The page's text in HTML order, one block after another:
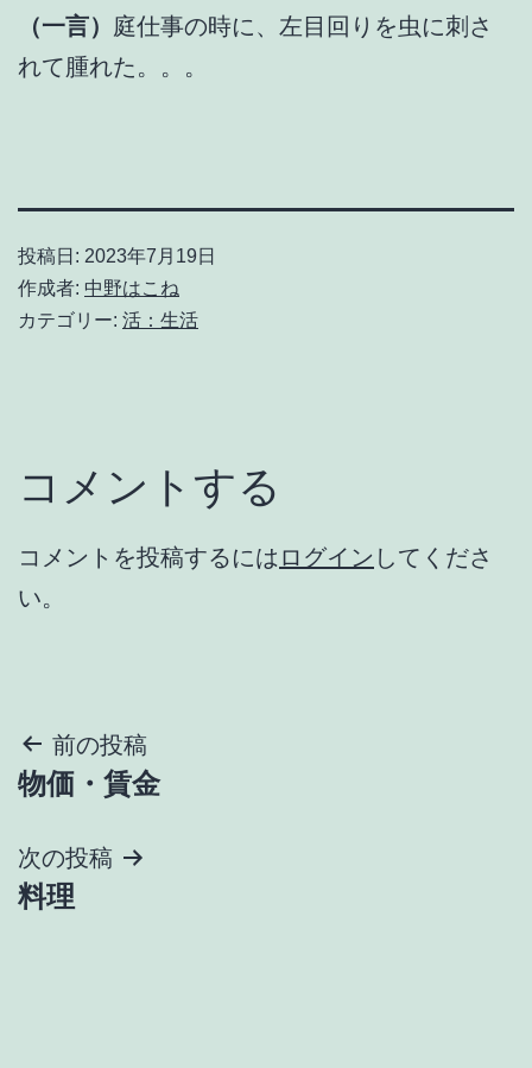
（一言） 庭仕事の時に、左目回りを虫に刺さ
れて腫れた。。。
投稿日: 2023年7月19日
作成者: 中野はこね
カテゴリー: 活：生活
コメントする
コメントを投稿するには ログイン してくださ
い。
投
稿
ナ
ビ
前の投稿
物価・賃金
次の投稿
料理